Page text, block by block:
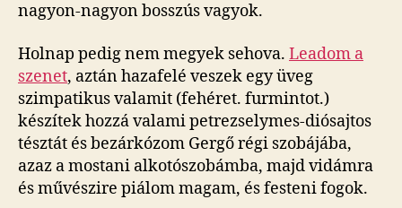
nagyon-nagyon bosszús vagyok.
Holnap pedig nem megyek sehova. Leadom a
szenet, aztán hazafelé veszek egy üveg
szimpatikus valamit (fehéret. furmintot.)
készítek hozzá valami petrezselymes-diósajtos
tésztát és bezárkózom Gergő régi szobájába,
azaz a mostani alkotószobámba, majd vidámra
és művészire piálom magam, és festeni fogok.